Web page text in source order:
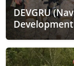
DEVGRU